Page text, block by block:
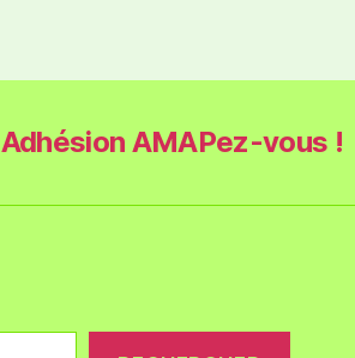
Adhésion AMAPez-vous !